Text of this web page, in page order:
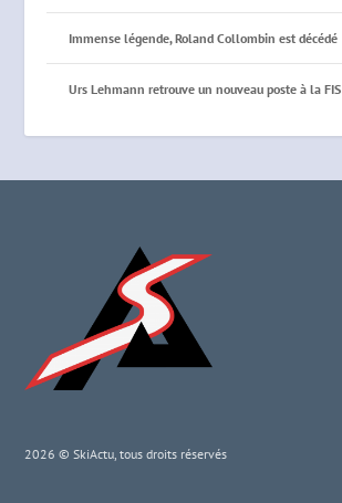
Immense légende, Roland Collombin est décédé
Urs Lehmann retrouve un nouveau poste à la FIS
2026 © SkiActu, tous droits réservés